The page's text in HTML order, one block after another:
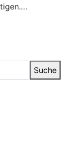
Suche